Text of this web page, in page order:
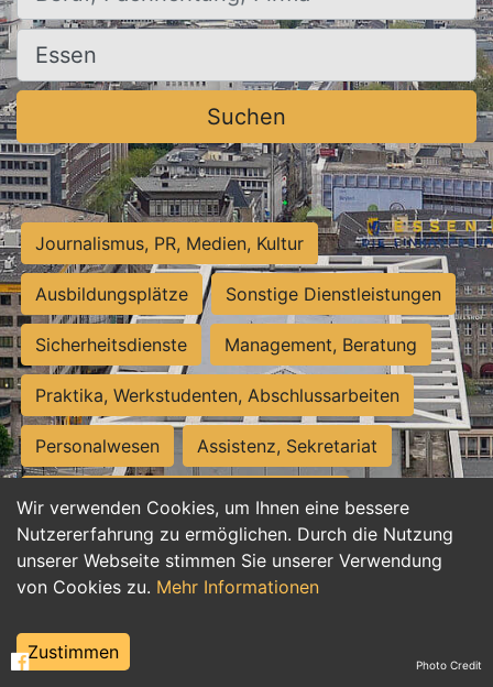
Wir verwenden Cookies, um Ihnen eine bessere
Nutzererfahrung zu ermöglichen. Durch die Nutzung
unserer Webseite stimmen Sie unserer Verwendung
von Cookies zu. Mehr Informationen
Zustimmen
Ort, Stadt
Suchen
Journalismus, PR, Medien, Kultur
Ausbildungsplätze Sonstige Dienstleistungen
Sicherheitsdienste Management, Beratung
Praktika, Werkstudenten, Abschlussarbeiten
Personalwesen Assistenz, Sekretariat
Hilfskräfte, Aushilfs- und Nebenjobs
Einkauf, Logistik, Materialwirtschaft
Weiterbildung, Studium, duale Ausbildung
Tourismus
Photo Credit